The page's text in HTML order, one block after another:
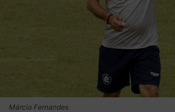
Márcio Fernandes